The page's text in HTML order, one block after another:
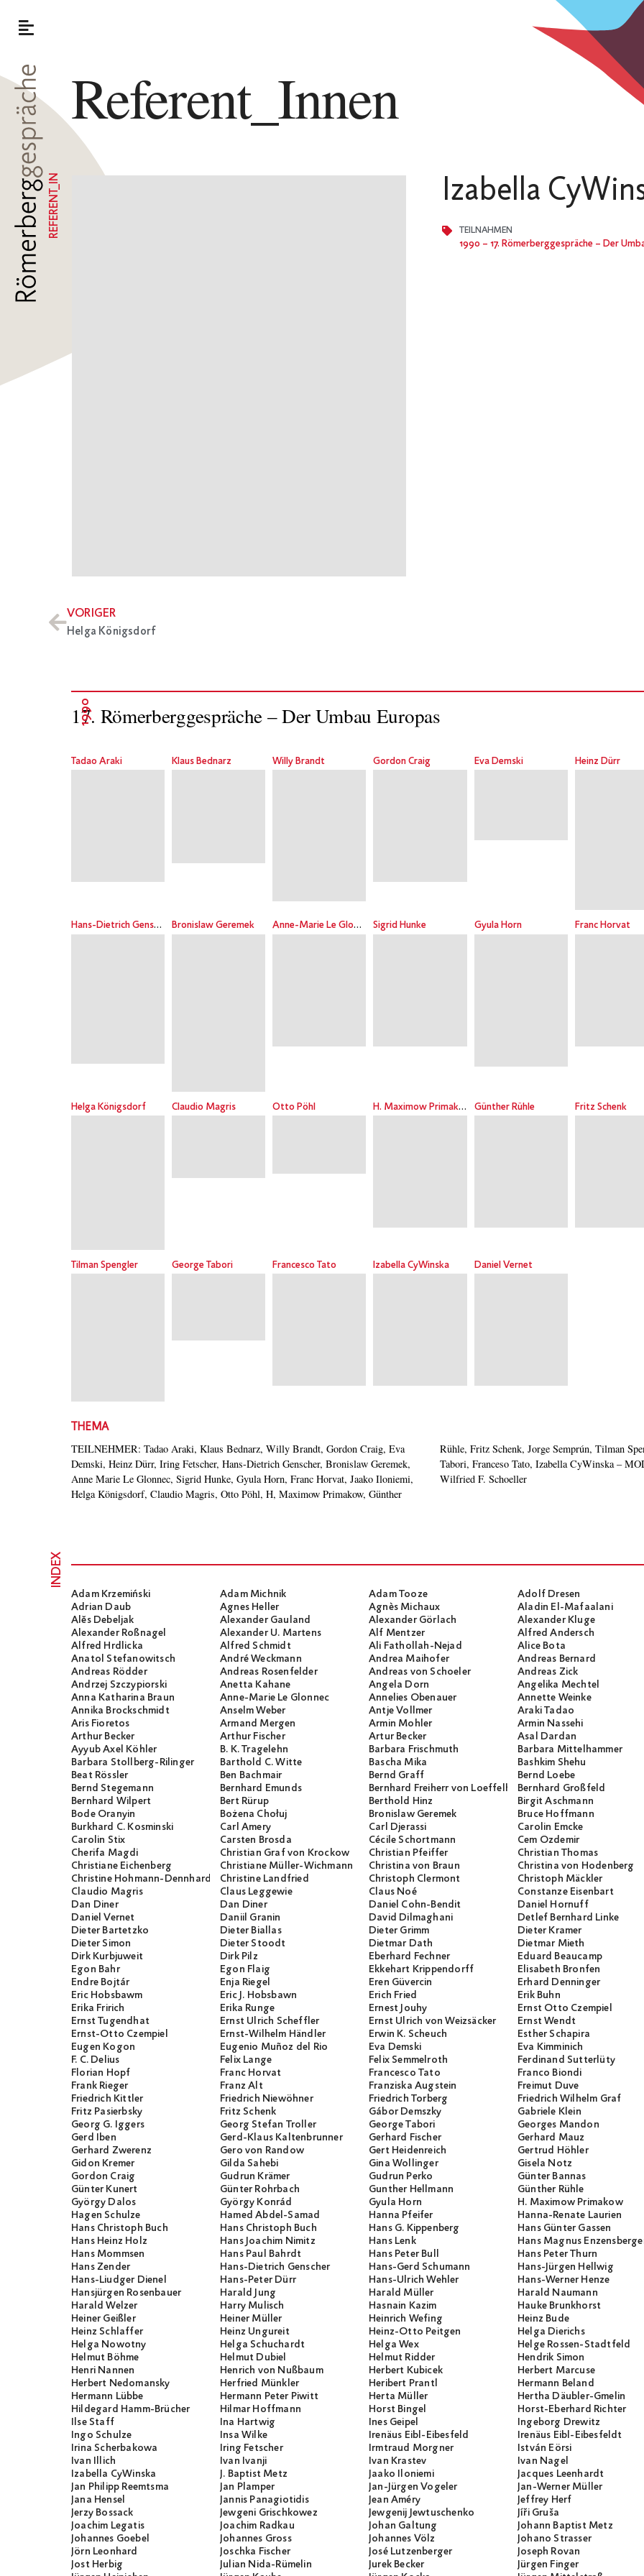
Referent_Innen
REFERENT_IN Izabella
TEILNAHMEN
1990 – 17. Römerberggespräche – Der
VORIGER
Helga Königsdorf
1990
17. Römerberggespräche – Der Umbau Europas
Tadao Araki Klaus Bednarz Willy Brandt Gordon Craig Eva Demski Heinz Dürr
Hans-Dietrich Genscher Bronislaw Geremek Anne-Marie Le Glonnec Sigrid Hunke Gyula Horn Franc Horvat
Helga Königsdorf Claudio Magris Otto Pöhl H. Maximow Primakow Günther Rühle Fritz Schenk
Tilman Spengler George Tabori Francesco Tato Izabella CyWinska Daniel Vernet
THEMA
TEILNEHMER: Tadao Araki, Klaus Bednarz, Willy Brandt, Gordon Craig, Eva
Demski, Heinz Dürr, Iring Fetscher, Hans-Dietrich Genscher, Bronislaw Geremek,
Anne Marie Le Glonnec, Sigrid Hunke, Gyula Horn, Franc Horvat, Jaako Iloniemi,
Helga Königsdorf, Claudio Magris, Otto Pöhl, H, Maximow Primakow, Günther
Rühle, Fritz Schenk, Jorge Semprún, Tilman Spengler, Daniel Vernet, George
Tabori, Franceso Tato, Izabella CyWinska – MODERATION: Erhard Denninger,
Wilfried F. Schoeller
INDEX
Adam Krzemiński Adam Michnik Adam Tooze Adolf Dresen
Adrian Daub
Agnes Heller Agnès Michaux Aladin El-Mafaalani
Alĕs Debeljak
Alexander Gauland Alexander Görlach Alexander Kluge
Alexander Roßnagel
Alexander U. Martens Alf Mentzer Alfred Andersch
Alfred Hrdlicka
Alfred Schmidt Ali Fathollah-Nejad Alice Bota
Anatol Stefanowitsch
André Weckmann Andrea Maihofer Andreas Bernard
Andreas Rödder
Andreas Rosenfelder Andreas von Schoeler Andreas Zick
Andrzej Szczypiorski
Anetta Kahane Angela Dorn Angelika Mechtel
Anna Katharina Braun
Anne-Marie Le Glonnec Annelies Obenauer Annette Weinke
Annika Brockschmidt
Anselm Weber Antje Vollmer Araki Tadao
Aris Fioretos
Armand Mergen Armin Mohler Armin Nassehi
Arthur Becker
Arthur Fischer Artur Becker Asal Dardan
Ayyub Axel Köhler
B. K. Tragelehn Barbara Frischmuth Barbara Mittelhammer
Barbara Stollberg-Rilinger
Barthold C. Witte Bascha Mika Bashkim Shehu
Beat Rössler
Ben Bachmair Bernd Graff Bernd Loebe
Bernd Stegemann
Bernhard Emunds Bernhard Freiherr von LoeffelholzBernhard Großfeld
Bernhard Wilpert
Bert Rürup Berthold Hinz Birgit Aschmann
Bode Oranyin
Bożena Chołuj Bronislaw Geremek Bruce Hoffmann
Burkhard C. Kosminski
Carl Amery Carl Djerassi Carolin Emcke
Carolin Stix
Carsten Brosda Cécile Schortmann Cem Özdemir
Cherifa Magdi
Christian Graf von Krockow Christian Pfeiffer Christian Thomas
Christiane Eichenberg
Christiane Müller-Wichmann Christina von Braun Christina von Hodenberg
Christine Hohmann-Dennhardt
Christine Landfried Christoph Clermont Christoph Mäckler
Claudio Magris
Claus Leggewie Claus Noé Constanze Eisenbart
Dan Diner
Dan Diner Daniel Cohn-Bendit Daniel Hornuff
Daniel Vernet
Daniil Granin David Dilmaghani Detlef Bernhard Linke
Dieter Bartetzko
Dieter Biallas Dieter Grimm Dieter Kramer
Dieter Simon
Dieter Stoodt Dietmar Dath Dietmar Mieth
Dirk Kurbjuweit
Dirk Pilz Eberhard Fechner Eduard Beaucamp
Egon Bahr
Egon Flaig Ekkehart Krippendorff Elisabeth Bronfen
Endre Bojtár
Enja Riegel Eren Güvercin Erhard Denninger
Eric Hobsbawm
Eric J. Hobsbawn Erich Fried Erik Buhn
Erika Fririch
Erika Runge Ernest Jouhy Ernst Otto Czempiel
Ernst Tugendhat
Ernst Ulrich Scheffler Ernst Ulrich von Weizsäcker Ernst Wendt
Ernst-Otto Czempiel
Ernst-Wilhelm Händler Erwin K. Scheuch Esther Schapira
Eugen Kogon
Eugenio Muñoz del Rio Eva Demski Eva Kimminich
F. C. Delius
Felix Lange Felix Semmelroth Ferdinand Sutterlüty
Florian Hopf
Franc Horvat Francesco Tato Franco Biondi
Frank Rieger
Franz Alt Franziska Augstein Freimut Duve
Friedrich Kittler
Friedrich Niewöhner Friedrich Torberg Friedrich Wilhelm Graf
Fritz Pasierbsky
Fritz Schenk Gábor Demszky Gabriele Klein
Georg G. Iggers
Georg Stefan Troller George Tabori Georges Mandon
Gerd Iben
Gerd-Klaus Kaltenbrunner Gerhard Fischer Gerhard Mauz
Gerhard Zwerenz
Gero von Randow Gert Heidenreich Gertrud Höhler
Gidon Kremer
Gilda Sahebi Gina Wollinger Gisela Notz
Gordon Craig
Gudrun Krämer Gudrun Perko Günter Bannas
Günter Kunert
Günter Rohrbach Gunther Hellmann Günther Rühle
György Dalos
György Konrád Gyula Horn H. Maximow Primakow
Hagen Schulze
Hamed Abdel-Samad Hanna Pfeifer Hanna-Renate Laurien
Hans Christoph Buch
Hans Christoph Buch Hans G. Kippenberg Hans Günter Gassen
Hans Heinz Holz
Hans Joachim Nimitz Hans Lenk Hans Magnus
Hans Mommsen
Hans Paul Bahrdt Hans Peter Bull Hans Peter Thurn
Hans Zender
Hans-Dietrich Genscher Hans-Gerd Schumann Hans-Jürgen Hellwig
Hans-Liudger Dienel
Hans-Peter Dürr Hans-Ulrich Wehler Hans-Werner Henze
Hansjürgen Rosenbauer
Harald Jung Harald Müller Harald Naumann
Harald Welzer
Harry Mulisch Hasnain Kazim Hauke Brunkhorst
Heiner Geißler
Heiner Müller Heinrich Wefing Heinz Bude
Heinz Schlaffer
Heinz Ungureit Heinz-Otto Peitgen Helga Dierichs
Helga Nowotny
Helga Schuchardt Helga Wex Helge Rossen-Stadtfeld
Helmut Böhme
Helmut Dubiel Helmut Ridder Hendrik Simon
Henri Nannen
Henrich von Nußbaum Herbert Kubicek Herbert Marcuse
Herbert Nedomansky
Herfried Münkler Heribert Prantl Hermann Beland
Hermann Lübbe
Hermann Peter Piwitt Herta Müller Hertha Däubler-Gmelin
Hildegard Hamm-Brücher
Hilmar Hoffmann Horst Bingel Horst-Eberhard Richter
Ilse Staff
Ina Hartwig Ines Geipel Ingeborg Drewitz
Ingo Schulze
Insa Wilke Irenäus Eibl-Eibesfeld Irenäus Eibl-Eibesfeldt
Irina Scherbakowa
Iring Fetscher Irmtraud Morgner István Eörsi
Ivan Illich
Ivan Ivanji Ivan Krastev Ivan Nagel
Izabella CyWinska
J. Baptist Metz Jaako Iloniemi Jacques Leenhardt
Jan Philipp Reemtsma
Jan Plamper Jan-Jürgen Vogeler Jan-Werner Müller
Jana Hensel
Jannis Panagiotidis Jean Améry Jeffrey Herf
Jerzy Bossack
Jewgeni Grischkowez Jewgenij Jewtuschenko Jíři Gruša
Joachim Legatis
Joachim Radkau Johan Galtung Johann Baptist Metz
Johannes Goebel
Johannes Gross Johannes Völz Johano Strasser
Jörn Leonhard
Joschka Fischer José Lutzenberger Joseph Rovan
Jost Herbig
Julian Nida-Rümelin Jurek Becker Jürgen Finger